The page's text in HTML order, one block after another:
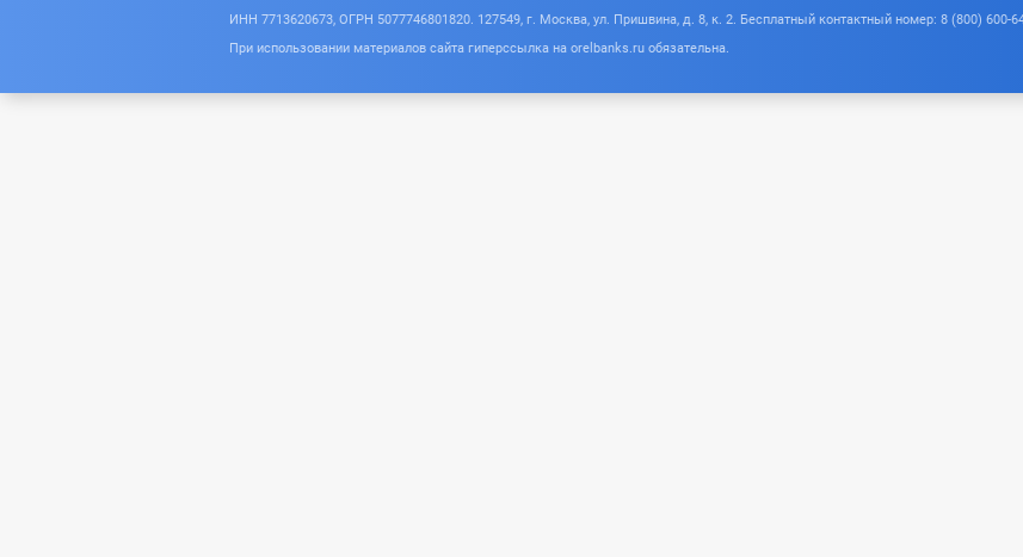
ИНН 7713620673, ОГРН 5077746801820. 127549, г. Москва, ул. Пришвина, д. 8, к. 2. Бесплатный контактный номер: 8 (800) 600-
При использовании материалов сайта гиперссылка на orelbanks.ru обязательна.